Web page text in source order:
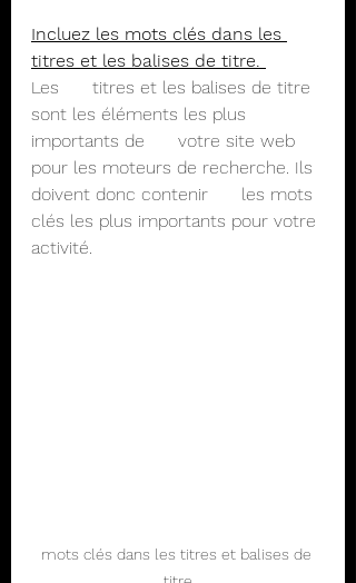
Incluez les mots clés dans les
titres et les balises de titre.
Les      titres et les balises de titre
sont les éléments les plus
importants de      votre site web
pour les moteurs de recherche. Ils
doivent donc contenir      les mots
clés les plus importants pour votre
activité.
mots clés dans les titres et balises de